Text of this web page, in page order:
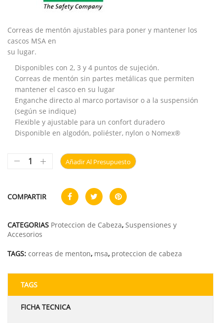
Correas de mentón ajustables para poner y mantener los
cascos MSA en
su lugar.
Disponibles con 2, 3 y 4 puntos de sujeción.
Correas de mentón sin partes metálicas que permiten
mantener el casco en su lugar
Enganche directo al marco portavisor o a la suspensión
(según se indique)
Flexible y ajustable para un confort duradero
Disponible en algodón, poliéster, nylon o Nomex®
Añadir Al Presupuesto
COMPARTIR
CATEGORIAS Proteccion de Cabeza, Suspensiones y
Accesorios
TAGS: correas de menton, msa, proteccion de cabeza
TAGS
FICHA TECNICA